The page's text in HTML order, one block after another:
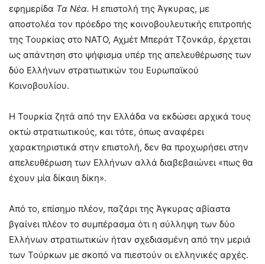
εφημερίδα Τα Νέα. Η επιστολή της Άγκυρας, με
αποστολέα τον πρόεδρο της κοινοβουλευτικής επιτροπής
της Τουρκίας στο ΝΑΤΟ, Αχμέτ Μπεράτ Τζονκάρ, έρχεται
ως απάντηση στο ψήφισμα υπέρ της απελευθέρωσης των
δύο Ελλήνων στρατιωτικών του Ευρωπαϊκού
Κοινοβουλίου.
Η Τουρκία ζητά από την Ελλάδα να εκδώσει αρχικά τους
οκτώ στρατιωτικούς, και τότε, όπως αναφέρει
χαρακτηριστικά στην επιστολή, δεν θα προχωρήσει στην
απελευθέρωση των Ελλήνων αλλά διαβεβαιώνει «πως θα
έχουν μία δίκαιη δίκη».
Από το, επίσημο πλέον, παζάρι της Άγκυρας αβίαστα
βγαίνει πλέον το συμπέρασμα ότι η σύλληψη των δύο
Ελλήνων στρατιωτικών ήταν σχεδιασμένη από την μεριά
των Τούρκων με σκοπό να πιεστούν οι ελληνικές αρχές.